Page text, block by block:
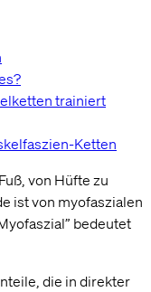
trainiert
Ketten
von Hüfte zu
ist von myofaszialen
bedeutet
die in direkter